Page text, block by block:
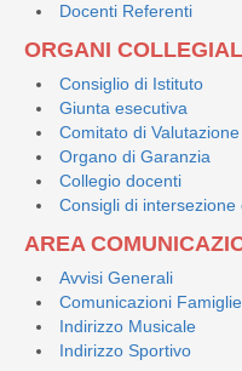
Docenti Referenti
ORGANI
Consiglio di Istituto
Giunta esecutiva
Comitato di Valutazione
Organo di Garanzia
Collegio docenti
Consigli di intersezione
AREA
Avvisi Generali
Comunicazioni
Indirizzo Musicale
Indirizzo Sportivo